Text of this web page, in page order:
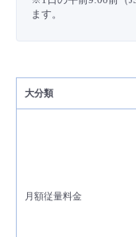
すべてのメニ
サポート
- ユーザー機能の管
- APIリファレンス
- クラウド / サーバ
- リモートワーク
- ITインフラストラ
定期メンテナ
ます。
大分類
月額従量料金